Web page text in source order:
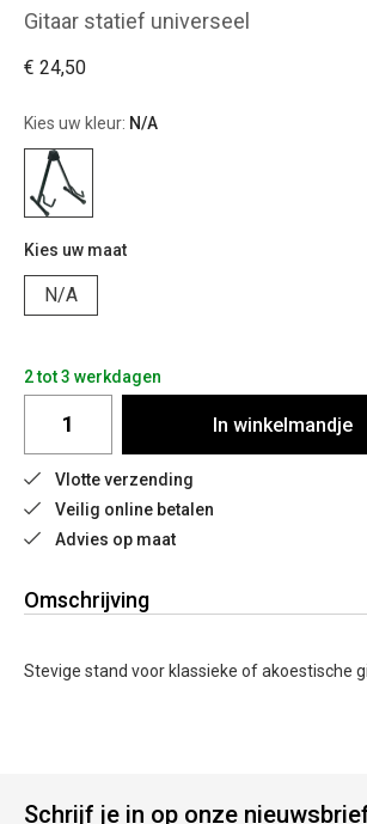
Gitaar statief universeel
€ 24,50
Kies uw kleur: N/A
Kies uw maat
N/A
2 tot 3 werkdagen
In winkelmandje
Vlotte verzending
Veilig online betalen
Advies op maat
Omschrijving
Stevige stand voor klassieke of akoestische
Schrijf je in op onze